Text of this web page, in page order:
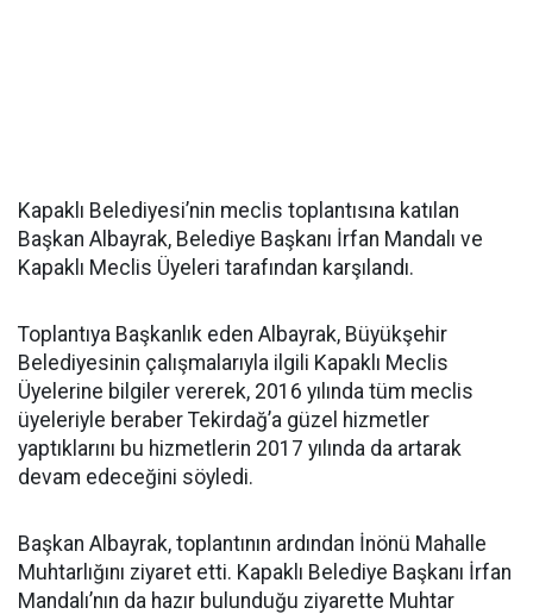
Kapaklı Belediyesi’nin meclis toplantısına katılan
Başkan Albayrak, Belediye Başkanı İrfan Mandalı ve
Kapaklı Meclis Üyeleri tarafından karşılandı.
Toplantıya Başkanlık eden Albayrak, Büyükşehir
Belediyesinin çalışmalarıyla ilgili Kapaklı Meclis
Üyelerine bilgiler vererek, 2016 yılında tüm meclis
üyeleriyle beraber Tekirdağ’a güzel hizmetler
yaptıklarını bu hizmetlerin 2017 yılında da artarak
devam edeceğini söyledi.
Başkan Albayrak, toplantının ardından İnönü Mahalle
Muhtarlığını ziyaret etti. Kapaklı Belediye Başkanı İrfan
Mandalı’nın da hazır bulunduğu ziyarette Muhtar